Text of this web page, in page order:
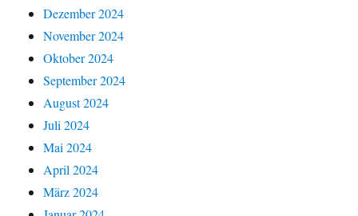
Dezember 2024
November 2024
Oktober 2024
September 2024
August 2024
Juli 2024
Mai 2024
April 2024
März 2024